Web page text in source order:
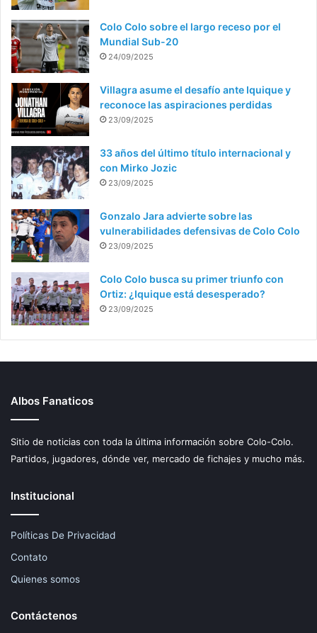
Colo Colo sobre el largo receso por el
Mundial Sub-20
24/09/2025
Villagra asume el desafío ante Iquique y
reconoce las aspiraciones perdidas
23/09/2025
33 años del último título internacional y
con Mirko Jozic
23/09/2025
Gonzalo Jara advierte sobre las
vulnerabilidades defensivas de Colo Colo
23/09/2025
Colo Colo busca su primer triunfo con
Ortiz: ¿Iquique está desesperado?
23/09/2025
Albos Fanaticos
Sitio de noticias con toda la última información sobre Colo-Colo.
Partidos, jugadores, dónde ver, mercado de fichajes y mucho más.
Institucional
Políticas De Privacidad
Contato
Quienes somos
Contáctenos